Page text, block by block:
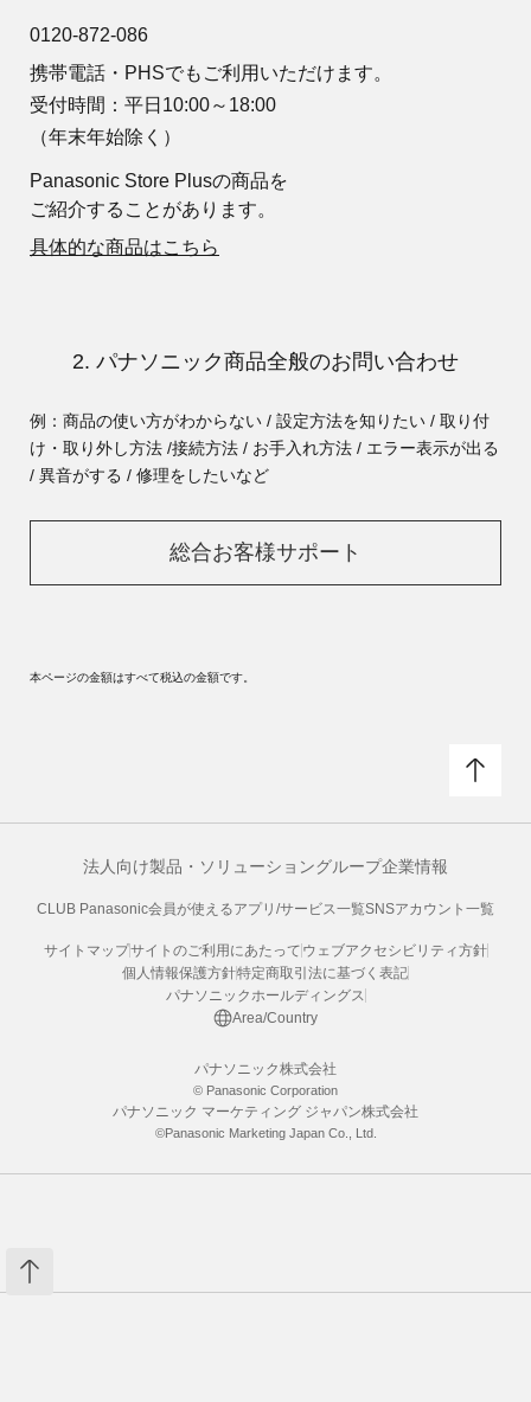
0120-872-086
携帯電話・PHSでもご利用いただけます。
受付時間：平日10:00～18:00
（年末年始除く）
Panasonic Store Plusの商品を
ご紹介することがあります。
具体的な商品はこちら
2. パナソニック商品全般のお問い合わせ
例：商品の使い方がわからない / 設定方法を知りたい / 取り付
け・取り外し方法 /接続方法 / お手入れ方法 / エラー表示が出る
/ 異音がする / 修理をしたいなど
総合お客様サポート
本ページの金額はすべて税込の金額です。
法人向け製品・ソリューショングループ企業情報
CLUB Panasonic会員が使えるアプリ/サービス一覧SNSアカウント一覧
サイトマップサイトのご利用にあたって ウェブアクセシビリティ方針
個人情報保護方針特定商取引法に基づく表記
パナソニックホールディングス
Area/Country
パナソニック株式会社
© Panasonic Corporation
パナソニック マーケティング ジャパン株式会社
©Panasonic Marketing Japan Co., Ltd.